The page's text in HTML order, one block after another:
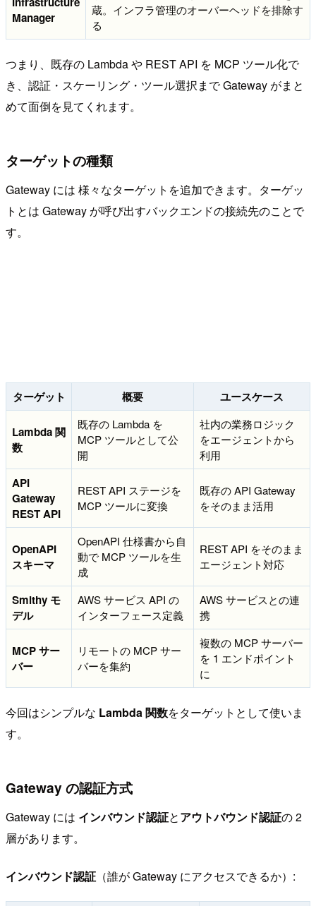
Manager
蔵。インフラ管理のオーバーヘッドを排除す
る
つまり、既存の Lambda や REST API を MCP ツール化で
き、認証・スケーリング・ツール選択まで Gateway がまと
めて面倒を見てくれます。
ターゲットの種類
Gateway には 様々なターゲットを追加できます。ターゲッ
トとは Gateway が呼び出すバックエンドの接続先のことで
す。
ターゲット 概要 ユースケース
Lambda 関
数
既存の Lambda を
MCP ツールとして公
開
社内の業務ロジック
をエージェントから
利用
API
Gateway
REST API
REST API ステージを
MCP ツールに変換
既存の API Gateway
をそのまま活用
OpenAPI
スキーマ
OpenAPI 仕様書から自
動で MCP ツールを生
成
REST API をそのまま
エージェント対応
Smithy モ
デル
AWS サービス API の
インターフェース定義
AWS サービスとの連
携
MCP サー
バー
リモートの MCP サー
バーを集約
複数の MCP サーバー
を 1 エンドポイント
に
今回はシンプルな Lambda 関数をターゲットとして使いま
す。
Gateway の認証方式
Gateway には インバウンド認証とアウトバウンド認証の 2
層があります。
インバウンド認証 （誰が Gateway にアクセスできるか）: